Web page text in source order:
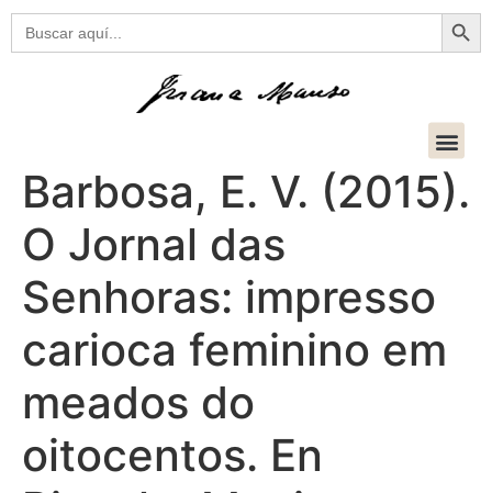
Buscar:
Barbosa, E. V. (2015).
O Jornal das
Senhoras: impresso
carioca feminino em
meados do
oitocentos. En